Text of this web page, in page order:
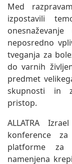
Med
izpostavili
neposredno
tveganja za
do varnih
predmet
skupnosti in
pristop.
ALLATRA
konference
platforme za
namenjena